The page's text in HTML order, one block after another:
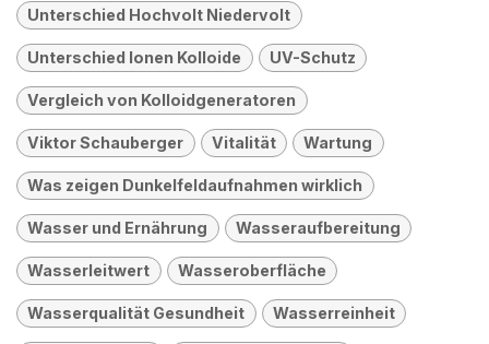
Unterschied Hochvolt Niedervolt
Unterschied Ionen Kolloide UV-Schutz
Vergleich von Kolloidgeneratoren
Viktor Schauberger Vitalität Wartung
Was zeigen Dunkelfeldaufnahmen wirklich
Wasser und Ernährung Wasseraufbereitung
Wasserleitwert Wasseroberfläche
Wasserqualität Gesundheit Wasserreinheit